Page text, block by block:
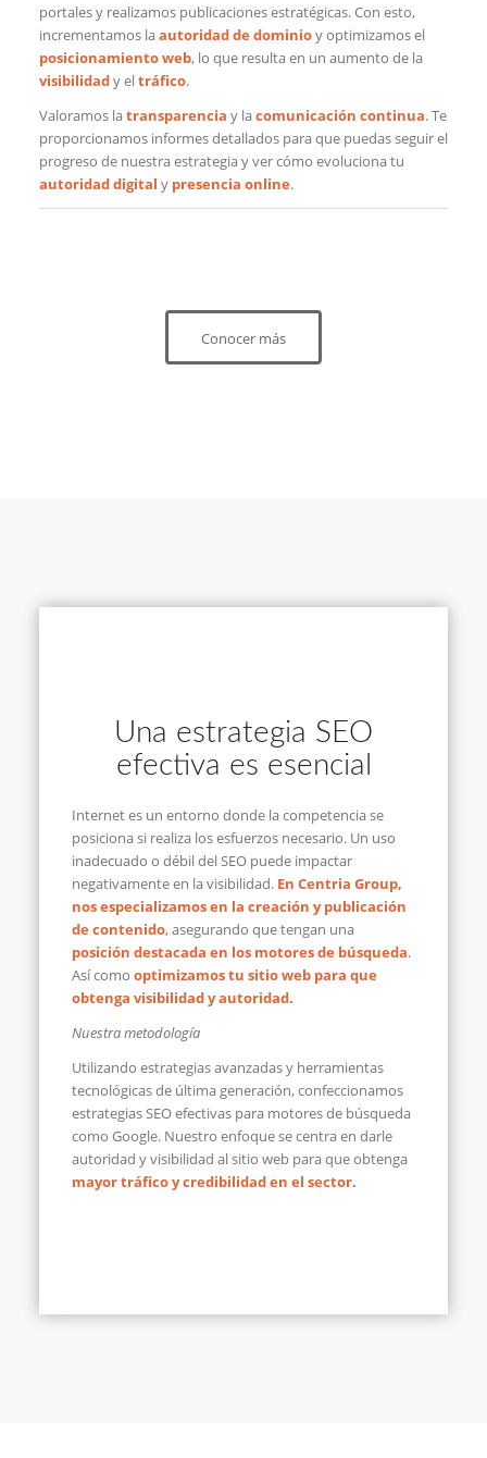
portales y realizamos publicaciones estratégicas. Con esto,
incrementamos laautoridad de dominioy optimizamos el
posicionamiento web, lo que resulta en un aumento de la
visibilidady eltráfico.
Valoramos latransparencia y lacomunicación continua. Te
proporcionamos informes detallados para que puedas seguir el
progreso de nuestra estrategia y ver cómo evoluciona tu
autoridad digital y presencia online.
Conocer más
Una estrategia SEO
efectiva es esencial
Internet es un entorno donde la competencia se
posiciona si realiza los esfuerzos necesario. Un uso
inadecuado o débil del SEO puede impactar
negativamente en la visibilidad. En Centria Group,
nos especializamos en la creación y publicación
de contenido, asegurando que tengan una
posición destacada en los motores de búsqueda.
Así como optimizamos tu sitio web para que
obtenga visibilidad y autoridad.
Nuestra metodología
Utilizando estrategias avanzadas y herramientas
tecnológicas de última generación, confeccionamos
estrategias SEO efectivas para motores de búsqueda
como Google. Nuestro enfoque se centra en darle
autoridad y visibilidad al sitio web para que obtenga
mayor tráfico y credibilidad en el sector.